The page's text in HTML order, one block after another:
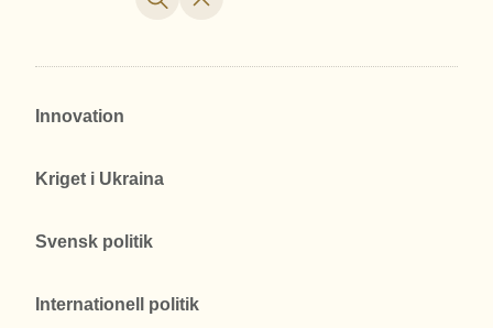
Innovation
Kriget i Ukraina
Svensk politik
Internationell politik